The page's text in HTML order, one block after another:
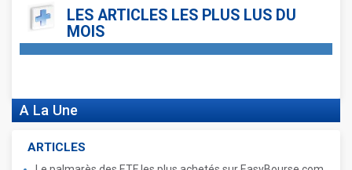
LES ARTICLES LES PLUS LUS DU
MOIS
A La Une
ARTICLES